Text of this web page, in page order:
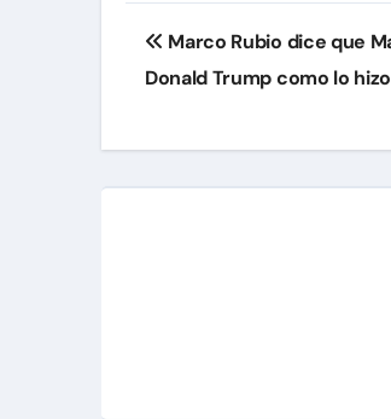
Navegación
de
Marco Rubio dice que
Donald Trump como lo